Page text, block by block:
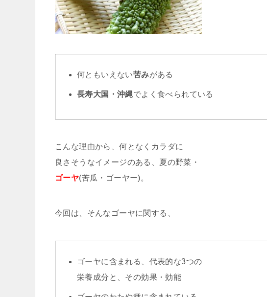
何ともいえない苦みがある
長寿大国・沖縄でよく食べられている
こんな理由から、何となくカラダに
良さそうなイメージのある、夏の野菜・
ゴーヤ(苦瓜・ゴーヤー)。
今回は、そんなゴーヤに関する、
ゴーヤに含まれる、代表的な3つの
栄養成分と、その効果・効能